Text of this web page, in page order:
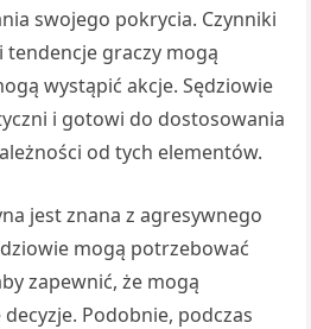
swojego pokrycia. Czynniki
graczy mogą
wystąpić akcje. Sędziowie
i gotowi do dostosowania
od tych elementów.
jest znana z agresywnego
mogą potrzebować
zapewnić, że mogą
Podobnie, podczas